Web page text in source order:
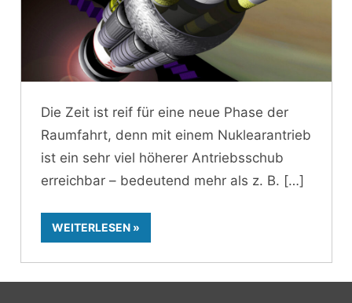
Die Zeit ist reif für eine neue Phase der
Raumfahrt, denn mit einem Nuklearantrieb
ist ein sehr viel höherer Antriebsschub
erreichbar – bedeutend mehr als z. B.
WEITERLESEN